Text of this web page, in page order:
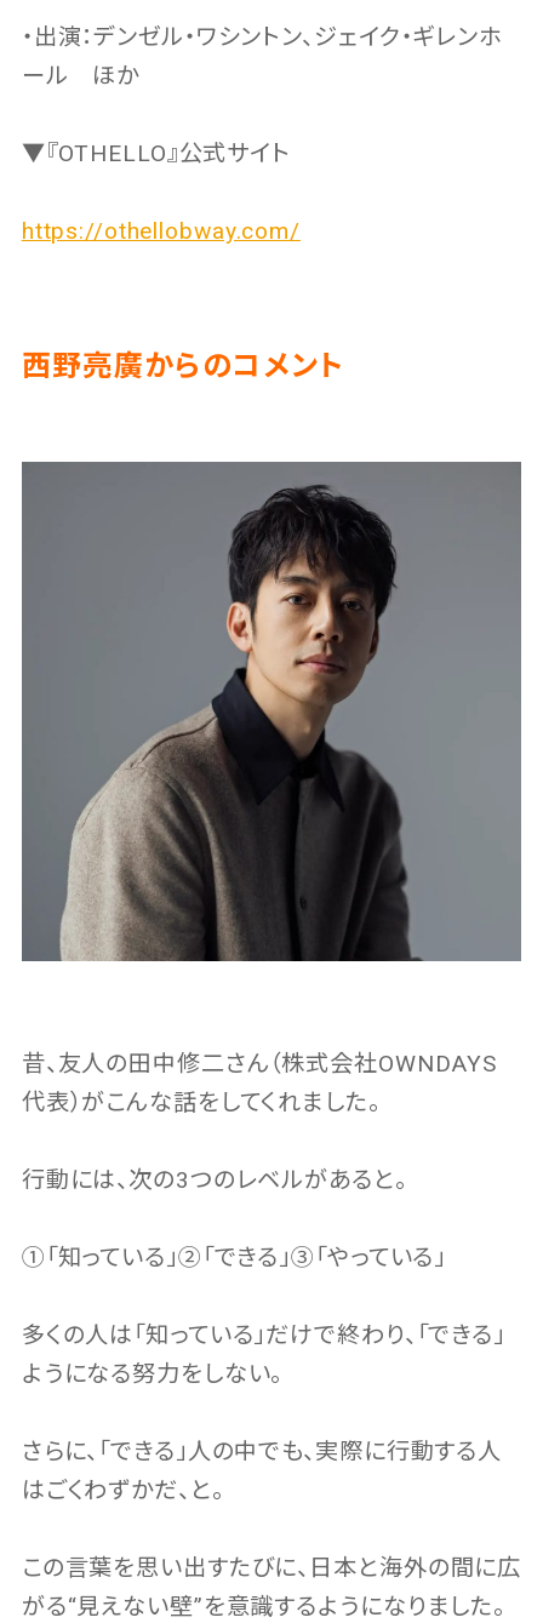
・出演：デンゼル・ワシントン、ジェイク・ギレンホ
ール ほか
▼『OTHELLO』公式サイト
https://othellobway.com/
西野亮廣からのコメント
昔、友人の田中修二さん（株式会社OWNDAYS
代表）がこんな話をしてくれました。
行動には、次の3つのレベルがあると。
①「知っている」②「できる」③「やっている」
多くの人は「知っている」だけで終わり、「できる」
ようになる努力をしない。
さらに、「できる」人の中でも、実際に行動する人
はごくわずかだ、と。
この言葉を思い出すたびに、日本と海外の間に広
がる“見えない壁”を意識するようになりました。